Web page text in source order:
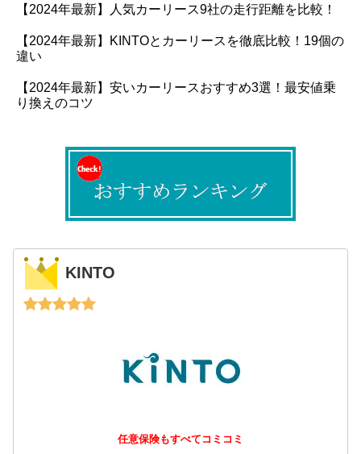
【2024年最新】人気カーリース9社の走行距離を比較！
【2024年最新】KINTOとカーリースを徹底比較！19個の
違い
【2024年最新】安いカーリースおすすめ3選！最安値乗
り換えのコツ
KINTO
任意保険もすべてコミコミ